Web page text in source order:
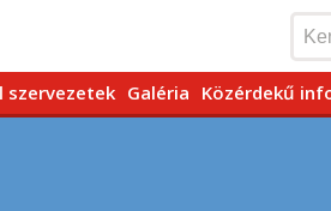
szervezetek Galéria Közérdekű